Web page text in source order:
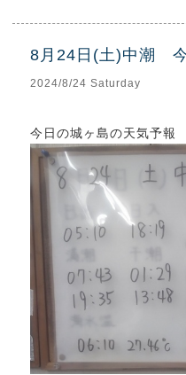
8月24日(土)中潮
2024/8/24 Saturday
今日の城ヶ島の天気予報